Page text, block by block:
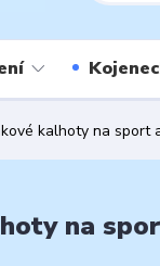
kalhoty na sport
na